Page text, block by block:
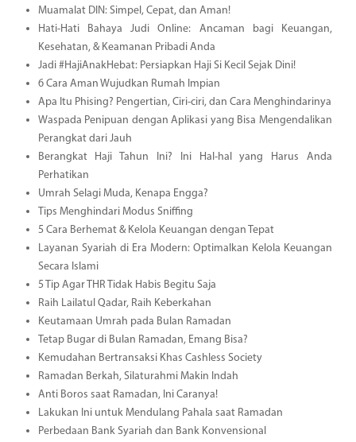
Muamalat DIN: Simpel, Cepat, dan Aman!
Hati-Hati Bahaya Judi Online: Ancaman bagi Keuangan,
Kesehatan, & Keamanan Pribadi Anda
Jadi #HajiAnakHebat: Persiapkan Haji Si Kecil Sejak Dini!
6 Cara Aman Wujudkan Rumah Impian
Apa Itu Phising? Pengertian, Ciri-ciri, dan Cara Menghindarinya
Waspada Penipuan dengan Aplikasi yang Bisa Mengendalikan
Perangkat dari Jauh
Berangkat Haji Tahun Ini? Ini Hal-hal yang Harus Anda
Perhatikan
Umrah Selagi Muda, Kenapa Engga?
Tips Menghindari Modus Sniffing
5 Cara Berhemat & Kelola Keuangan dengan Tepat
Layanan Syariah di Era Modern: Optimalkan Kelola Keuangan
Secara Islami
5 Tip Agar THR Tidak Habis Begitu Saja
Raih Lailatul Qadar, Raih Keberkahan
Keutamaan Umrah pada Bulan Ramadan
Tetap Bugar di Bulan Ramadan, Emang Bisa?
Kemudahan Bertransaksi Khas Cashless Society
Ramadan Berkah, Silaturahmi Makin Indah
Anti Boros saat Ramadan, Ini Caranya!
Lakukan Ini untuk Mendulang Pahala saat Ramadan
Perbedaan Bank Syariah dan Bank Konvensional